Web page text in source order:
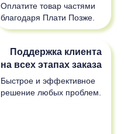
Оплатите товар частями
благодаря Плати Позже.
Поддержка клиента
на всех этапах заказа
Быстрое и эффективное
решение любых проблем.